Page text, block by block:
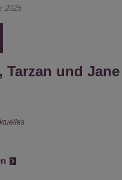
2025
und Jane